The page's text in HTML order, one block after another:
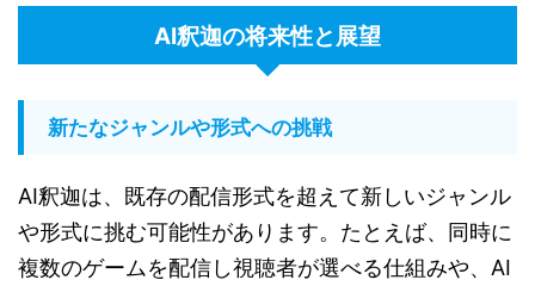
AI釈迦の将来性と展望
新たなジャンルや形式への挑戦
AI釈迦は、既存の配信形式を超えて新しいジャンル
や形式に挑む可能性があります。たとえば、同時に
複数のゲームを配信し視聴者が選べる仕組みや、AI